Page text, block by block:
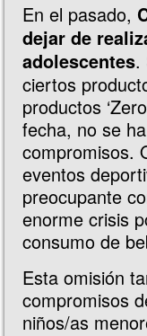
En el pasado,
dejar de
adolescentes.
ciertos
productos
fecha, no se
compromisos.
eventos
preocupante
enorme crisis
consumo de
Esta omisión
compromisos
niños/as